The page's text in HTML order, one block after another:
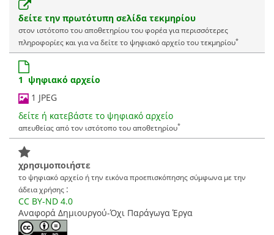
δείτε την πρωτότυπη σελίδα τεκμηρίου
στον ιστότοπο του αποθετηρίου του φορέα για περισσότερες
πληροφορίες και για να δείτε το ψηφιακό αρχείο του τεκμηρίου*
1 ψηφιακό αρχείο
1 JPEG
δείτε ή κατεβάστε το ψηφιακό αρχείο
απευθείας από τον ιστότοπο του αποθετηρίου*
χρησιμοποιήστε
το ψηφιακό αρχείο ή την εικόνα προεπισκόπησης σύμφωνα με την
άδεια χρήσης :
CC BY-ND 4.0
Αναφορά Δημιουργού-Όχι Παράγωγα Έργα